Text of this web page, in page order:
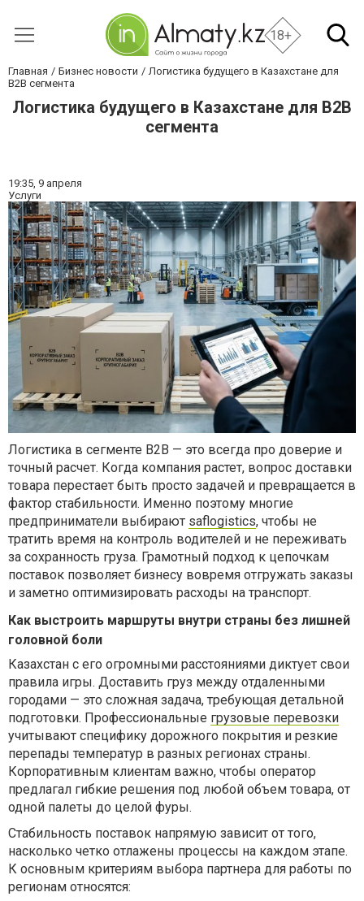
18+
Главная Бизнес новости
Логистика будущего в Казахстане для
B2B сегмента
Логистика будущего в Казахстане для B2B
сегмента
19:35, 9 апреля
Услуги
Логистика в сегменте B2B — это всегда про доверие и
точный расчет. Когда компания растет, вопрос доставки
товара перестает быть просто задачей и превращается в
фактор стабильности. Именно поэтому многие
предприниматели выбирают saflogistics, чтобы не
тратить время на контроль водителей и не переживать
за сохранность груза. Грамотный подход к цепочкам
поставок позволяет бизнесу вовремя отгружать заказы
и заметно оптимизировать расходы на транспорт.
Как выстроить маршруты внутри страны без лишней
головной боли
Казахстан с его огромными расстояниями диктует свои
правила игры. Доставить груз между отдаленными
городами — это сложная задача, требующая детальной
подготовки. Профессиональные грузовые перевозки
учитывают специфику дорожного покрытия и резкие
перепады температур в разных регионах страны.
Корпоративным клиентам важно, чтобы оператор
предлагал гибкие решения под любой объем товара, от
одной палеты до целой фуры.
Стабильность поставок напрямую зависит от того,
насколько четко отлажены процессы на каждом этапе.
К основным критериям выбора партнера для работы по
регионам относятся: